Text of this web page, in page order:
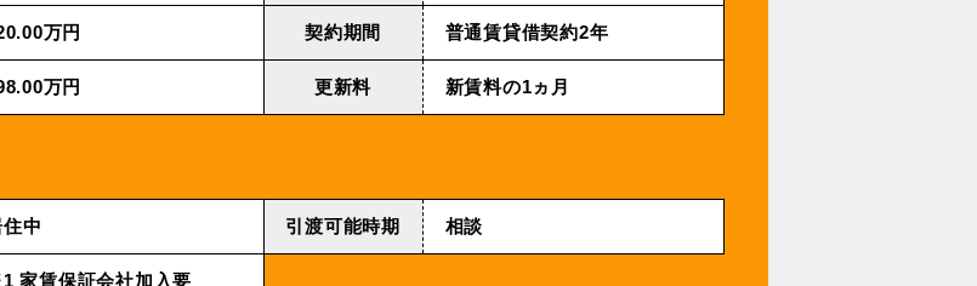
万円 契約期間 普通賃貸借契約2年
万円 更新料 新賃料の1ヵ月
住中 引渡可能時期 相談
家賃保証会社加入要